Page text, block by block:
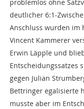
problemlos ohne
deutlicher 6:1-
Anschluss wurden im
Vincent Kammerer
Erwin Läpple und
Entscheidungssatzes
gegen Julian
Bettringer egalisierte
musste aber im